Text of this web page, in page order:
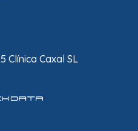
Clínica Caxal SL